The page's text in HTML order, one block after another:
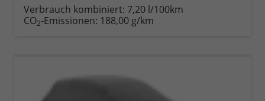
Verbrauch kombiniert: 7,20 l/100km
CO2-Emissionen: 188,00 g/km